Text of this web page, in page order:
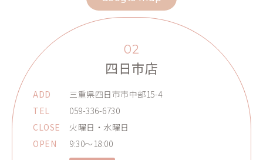
02
四日市店
ADD
三重県四日市市中部15-4
TEL
059-336-6730
CLOSE
火曜日・水曜日
OPEN
9:30～18:00